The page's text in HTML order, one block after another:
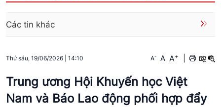
Các tin khác
Thứ sáu, 19/06/2026 14:10 A- A A+
Trung ương Hội Khuyến học Việt
Nam và Báo Lao động phối hợp đẩy